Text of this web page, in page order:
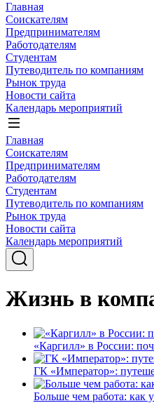
Главная
Соискателям
Предпринимателям
Работодателям
Студентам
Путеводитель по компаниям
Рынок труда
Новости сайта
Календарь мероприятий
Главная
Соискателям
Предпринимателям
Работодателям
Студентам
Путеводитель по компаниям
Рынок труда
Новости сайта
Календарь мероприятий
Жизнь в
«Каргилл» в России:
ГК «Император»:
Больше чем работа: как